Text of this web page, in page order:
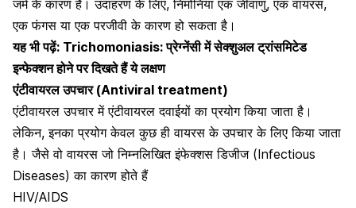
जर्म के कारण है। उदाहरण के लिए,निमोनिया एक जीवाणु, एक वायरस,
एक फंगस या एक परजीवी के कारण हो सकता है।
यह भी पढ़ें: Trichomoniasis: प्रेग्नेंसी में सेक्शुअल ट्रांसमिटेड
इन्फेक्शन होने पर दिखते हैं ये लक्षण
एंटीवायरल उपचार (Antiviral treatment)
एंटीवायरल उपचार में एंटीवायरल दवाईयों का प्रयोग किया जाता है।
लेकिन, इनका प्रयोग केवल कुछ ही वायरस के उपचार के लिए किया जाता
है। जैसे वो वायरस जो निम्नलिखित इंफेक्शस डिजीज (Infectious
Diseases) का कारण होते हैं
HIV/AIDS